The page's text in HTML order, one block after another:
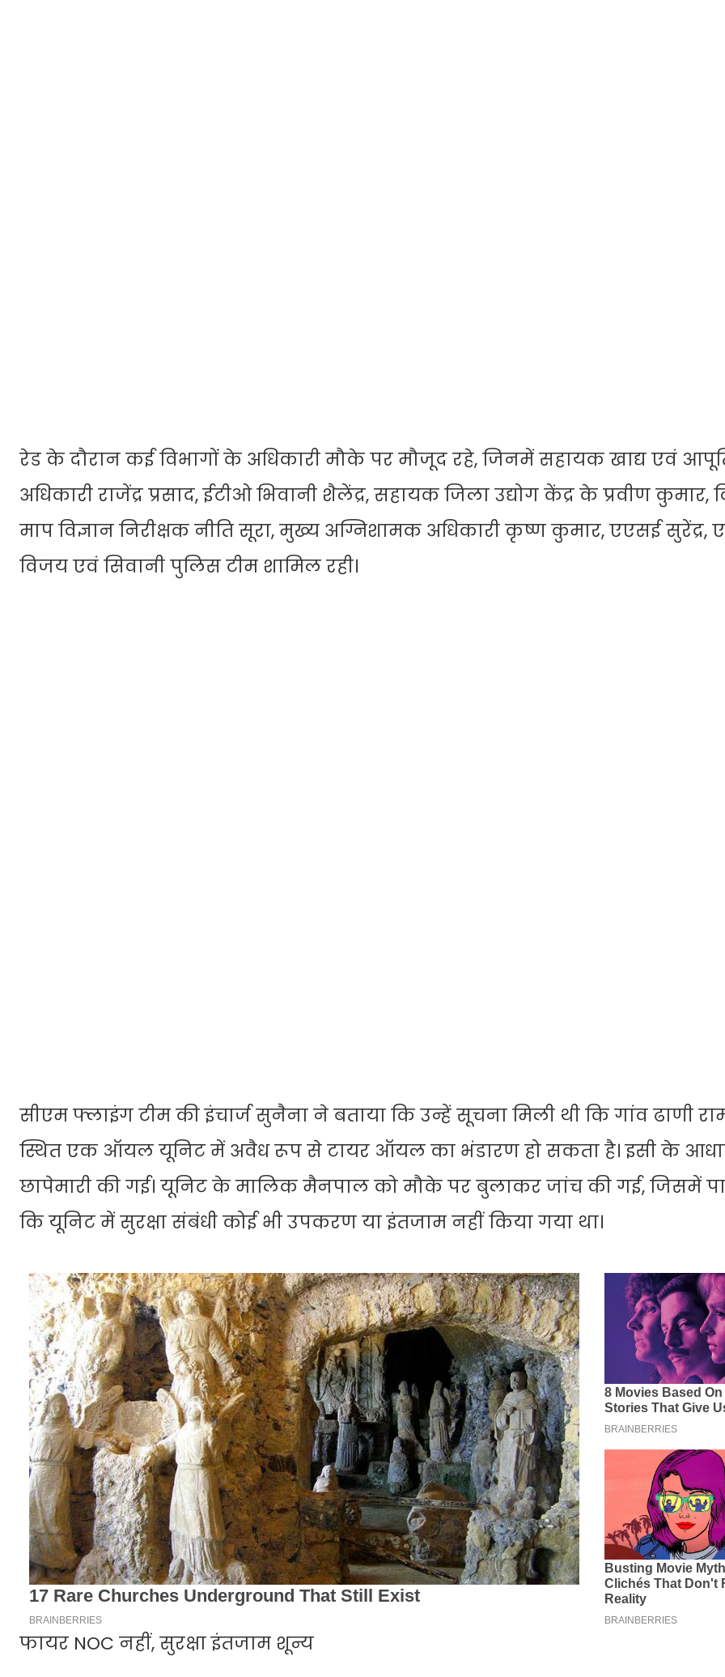
रेड के दौरान कई विभागों के अधिकारी मौके पर मौजूद रहे, जिनमें सहायक खाद्य एवं
अधिकारी राजेंद्र प्रसाद, ईटीओ भिवानी शैलेंद्र, सहायक जिला उद्योग केंद्र के प्रवीण कुमार,
माप विज्ञान निरीक्षक नीति सूरा, मुख्य अग्निशामक अधिकारी कृष्ण कुमार, एएसई सुरेंद्र,
विजय एवं सिवानी पुलिस टीम शामिल रही।
सीएम फ्लाइंग टीम की इंचार्ज सुनैना ने बताया कि उन्हें सूचना मिली थी कि गांव ढाणी
स्थित एक ऑयल यूनिट में अवैध रूप से टायर ऑयल का भंडारण हो सकता है। इसी के
छापेमारी की गई। यूनिट के मालिक मैनपाल को मौके पर बुलाकर जांच की गई, जिसमें
कि यूनिट में सुरक्षा संबंधी कोई भी उपकरण या इंतजाम नहीं किया गया था।
फायर NOC नहीं, सुरक्षा इंतजाम शून्य